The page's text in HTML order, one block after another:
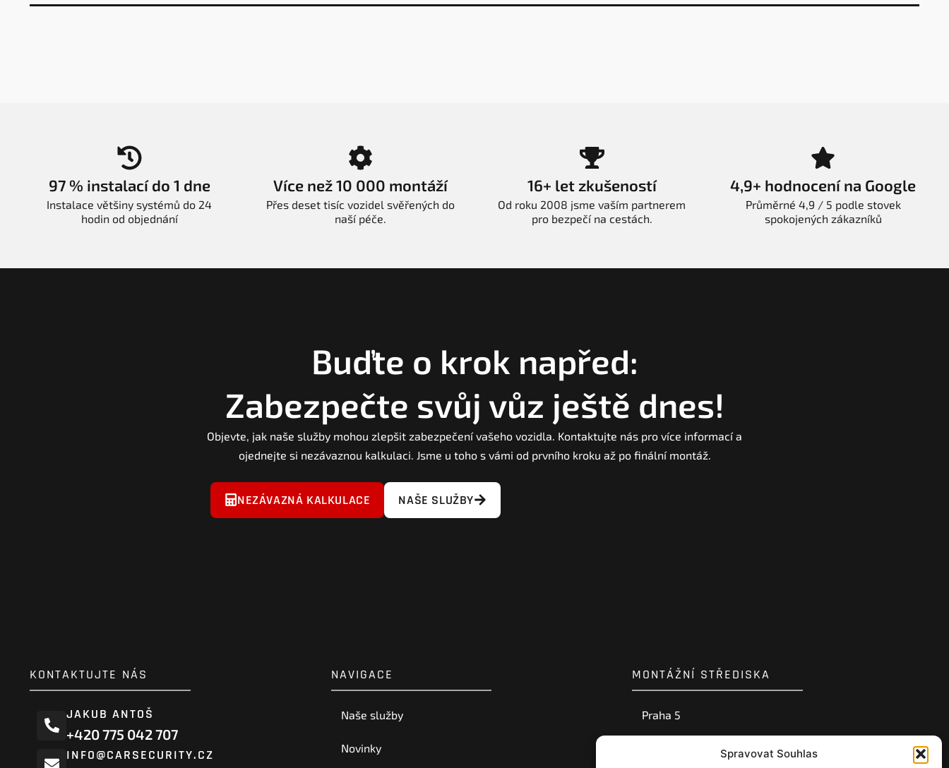
Spravovat Souhlas
97 % instalací do 1 dne
Instalace většiny systémů do 24
hodin od objednání
Více než 10 000 montáží
Přes deset tisíc vozidel svěřených do
naší péče.
16+ let zkušeností
Od roku 2008 jsme vaším partnerem
pro bezpečí na cestách.
4,9+ hodnocení na Google
Průměrné 4,9 / 5 podle stovek
spokojených zákazníků
Buďte o krok napřed:
Zabezpečte svůj vůz ještě dnes!
Objevte, jak naše služby mohou zlepšit zabezpečení vašeho vozidla. Kontaktujte nás pro více informací a
ojednejte si nezávaznou kalkulaci. Jsme u toho s vámi od prvního kroku až po finální montáž.
NEZÁVAZNÁ KALKULACE NAŠE SLUŽBY
KONTAKTUJTE NÁS
JAKUB ANTOŠ
+420 775 042 707
INFO@CARSECURITY.CZ
NAVIGACE
Naše služby
Novinky
MONTÁŽNÍ STŘEDISKA
Praha 5